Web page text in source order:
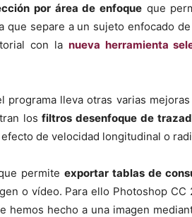
por área de enfoqueque
que separe a un sujeto enfocado
con la nueva herramienta
programa lleva otras varias
losfiltros desenfoque de
de velocidad longitudinal o
permite exportar tablas de
o vídeo. Para ello Photoshop CC
hemos hecho a una imagen